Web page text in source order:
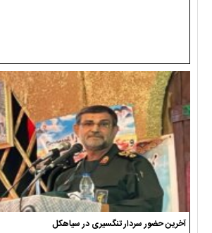
آخرین حضور سردار تنگسیری در سیاهکل